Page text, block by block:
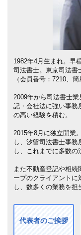
1982年4月生まれ。早
司法書士。東京司法書
（会員番号：7210、
2009年から司法書士
記・会社法に強い事務
の高い経験を積む。
2015年8月に独立開業
し、汐留司法書士事
し、これまでに多数の
また不動産登記や相
ープのクライアントに
し、数多くの業務を担
代表者のご挨拶